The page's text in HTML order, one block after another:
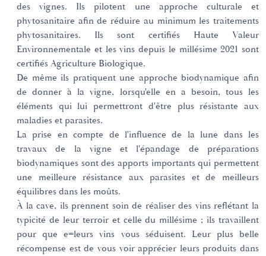
des vignes. Ils pilotent une approche culturale et
phytosanitaire afin de réduire au minimum les traitements
phytosanitaires. Ils sont certifiés Haute Valeur
Environnementale et les vins depuis le millésime 2021 sont
certifiés Agriculture Biologique.
De même ils pratiquent une approche biodynamique afin
de donner à la vigne, lorsqu'elle en a besoin, tous les
éléments qui lui permettront d'être plus résistante aux
maladies et parasites.
La prise en compte de l'influence de la lune dans les
travaux de la vigne et l'épandage de préparations
biodynamiques sont des apports importants qui permettent
une meilleure résistance aux parasites et de meilleurs
équilibres dans les moûts.
À la cave, ils prennent soin de réaliser des vins reflétant la
typicité de leur terroir et celle du millésime ; ils travaillent
pour que e=leurs vins vous séduisent. Leur plus belle
récompense est de vous voir apprécier leurs produits dans